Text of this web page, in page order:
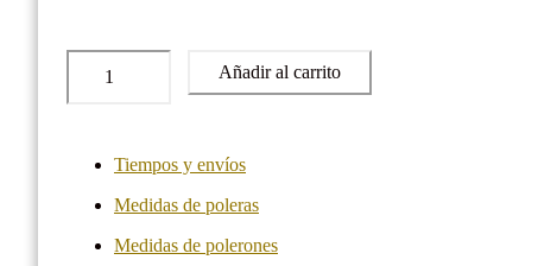
Polera
Astro
World
Scott
Añadir al carrito
Tiempos y envíos
Medidas de poleras
Medidas de polerones